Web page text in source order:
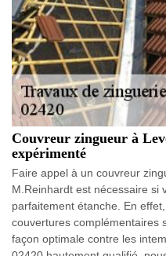
Couvreur zingueur à
expérimenté
Faire appel à un couvreur
M.Reinhardt est nécessaire si
parfaitement étanche. En
couvertures complémentaires
façon optimale contre les